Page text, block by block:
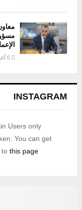
6 أغسطس، 2026
INSTAGRAM
Users only:
You can get
to this page